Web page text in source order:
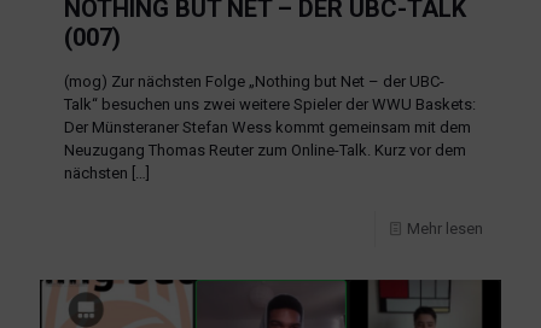
NOTHING BUT NET – DER UBC-TALK
(007)
(mog) Zur nächsten Folge „Nothing but Net – der UBC-
Talk“ besuchen uns zwei weitere Spieler der WWU Baskets:
Der Münsteraner Stefan Wess kommt gemeinsam mit dem
Neuzugang Thomas Reuter zum Online-Talk. Kurz vor dem
nächsten […]
Mehr lesen